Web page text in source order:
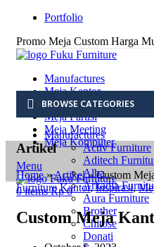
Portfolio
Promo Meja Custom Harga
Manufactures
Meja Kantor
Meja Custom
Meja Partisi
Meja Meeting
Meja Komputer
Menu
0items Rp0
BROWSE CATEGORIES
Manufactures
Activ Furniture
Aditech
Alba
Arkadia
Aura Furniture
Brother
Chitose
Donati
Artikel
Home»Artikel»Custom
Furniture Kantor,Inspirasi,
Custom Meja